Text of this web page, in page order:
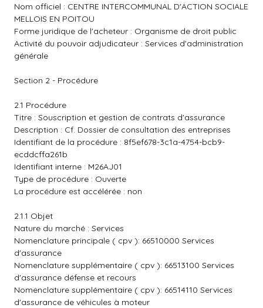
Nom officiel : CENTRE INTERCOMMUNAL D'ACTION SOCIALE
MELLOIS EN POITOU
Forme juridique de l'acheteur : Organisme de droit public
Activité du pouvoir adjudicateur : Services d'administration
générale
Section 2 - Procédure
2.1 Procédure
Titre : Souscription et gestion de contrats d'assurance
Description : Cf. Dossier de consultation des entreprises
Identifiant de la procédure : 8f5ef678-3c1a-4754-bcb9-
ecddcffa261b
Identifiant interne : M26AJ01
Type de procédure : Ouverte
La procédure est accélérée : non
2.1.1 Objet
Nature du marché : Services
Nomenclature principale ( cpv ): 66510000 Services
d'assurance
Nomenclature supplémentaire ( cpv ): 66513100 Services
d'assurance défense et recours
Nomenclature supplémentaire ( cpv ): 66514110 Services
d'assurance de véhicules à moteur